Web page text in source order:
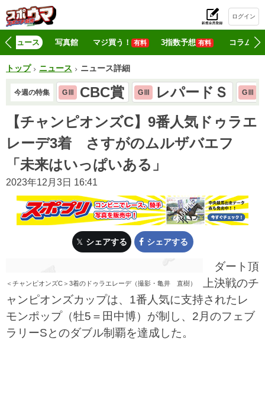
ログイン
ニュース 写真館 マジ買う！ 有料 3指数予想 有料 コラム
トップ ニュース ニュース詳細
今週の特集 GⅢ CBC賞 GⅢ レパードＳ GⅢ
【チャンピオンズC】9番人気ドゥラエ
レーデ3着 さすがのムルザバエフ
「未来はいっぱいある」
2023年12月3日 16:41
シェアする シェアする
＜チャンピオンズC＞3着のドゥラエレーデ（撮影・亀井 直樹）
ダート頂
上決戦のチ
ャンピオンズカップは、1番人気に支持されたレ
モンポップ（牡5＝田中博）が制し、2月のフェブ
ラリーSとのダブル制覇を達成した。